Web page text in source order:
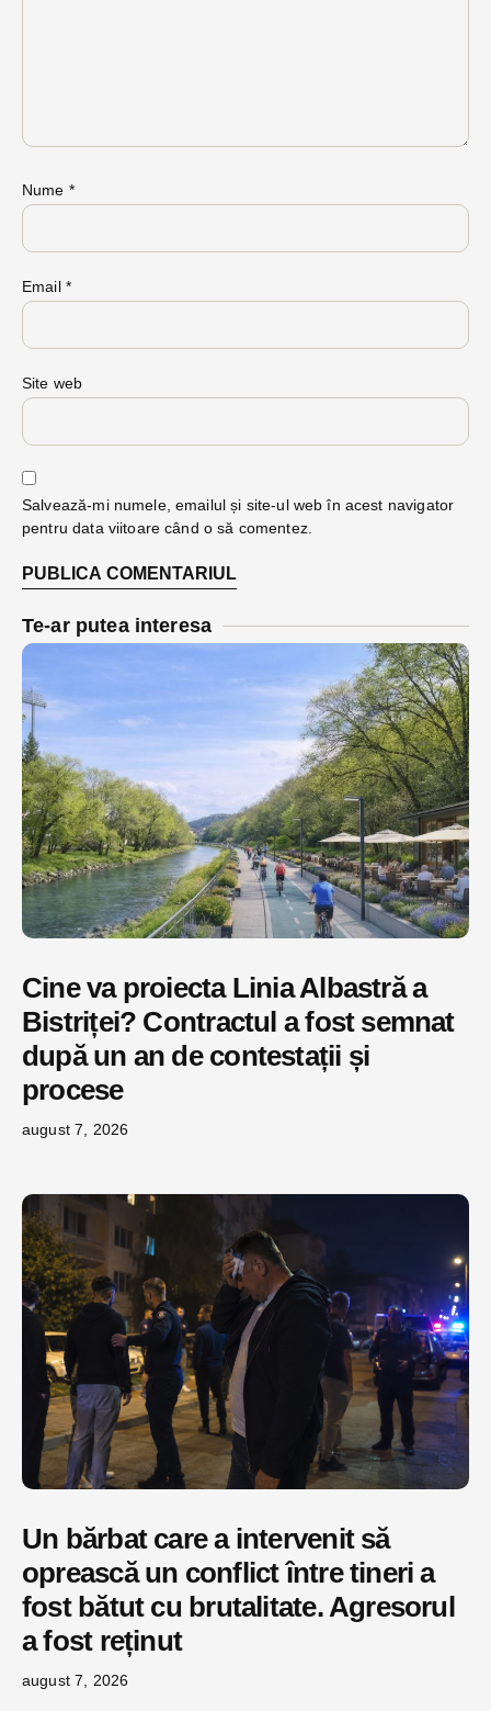
Nume *
Email *
Site web
Salvează-mi numele, emailul și site-ul web în acest navigator
pentru data viitoare când o să comentez.
Te-ar putea interesa
Cine va proiecta Linia Albastră a
Bistriței? Contractul a fost semnat
după un an de contestații și
procese
august 7, 2026
Un bărbat care a intervenit să
oprească un conflict între tineri a
fost bătut cu brutalitate. Agresorul
a fost reținut
august 7, 2026